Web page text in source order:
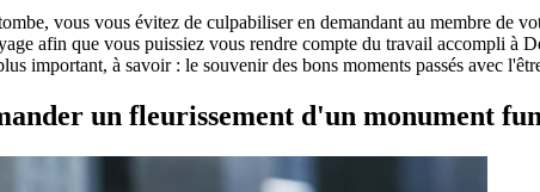
vous vous évitez de culpabiliser en demandant au membre de
afin que vous puissiez vous rendre compte du travail accompli
important, à savoir : le souvenir des bons moments passés avec
un fleurissement d'un monument